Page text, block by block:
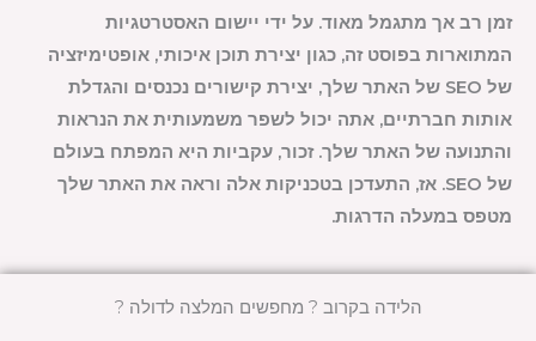
הלידה בקרוב ? מחפשים המלצה לדולה ?
זמן רב אך מתגמל מאוד. על ידי יישום האסטרטגיות
המתוארות בפוסט זה, כגון יצירת תוכן איכותי, אופטימיזציה
של SEO של האתר שלך, יצירת קישורים נכנסים והגדלת
אותות חברתיים, אתה יכול לשפר משמעותית את הנראות
והתנועה של האתר שלך. זכור, עקביות היא המפתח בעולם
של SEO. אז, התעדכן בטכניקות אלה וראה את האתר שלך
מטפס במעלה הדרגות.